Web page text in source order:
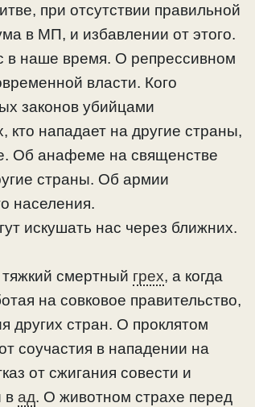
при отсутствии правильной
в МП, и избавлении от этого.
в наше время. О репрессивном
власти. Кого
законов убийцами
нападает на другие страны,
Об анафеме на священстве
страны. Об армии
населения.
искушать нас через ближних.
тяжкий смертный грех, а когда
на совковое правительство,
других стран. О проклятом
соучастия в нападении на
от сжигания совести и
в ад. О животном страхе перед